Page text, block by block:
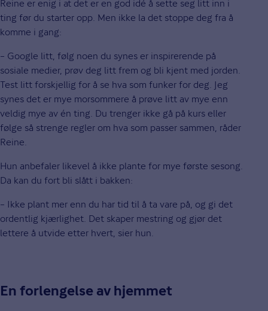
Reine er enig i at det er en god idé å sette seg litt inn i
ting før du starter opp. Men ikke la det stoppe deg fra å
komme i gang:
– Google litt, følg noen du synes er inspirerende på
sosiale medier, prøv deg litt frem og bli kjent med jorden.
Test litt forskjellig for å se hva som funker for deg. Jeg
synes det er mye morsommere å prøve litt av mye enn
veldig mye av én ting. Du trenger ikke gå på kurs eller
følge så strenge regler om hva som passer sammen, råder
Reine.
Hun anbefaler likevel å ikke plante for mye første sesong.
Da kan du fort bli slått i bakken:
– Ikke plant mer enn du har tid til å ta vare på, og gi det
ordentlig kjærlighet. Det skaper mestring og gjør det
lettere å utvide etter hvert, sier hun.
En forlengelse av hjemmet